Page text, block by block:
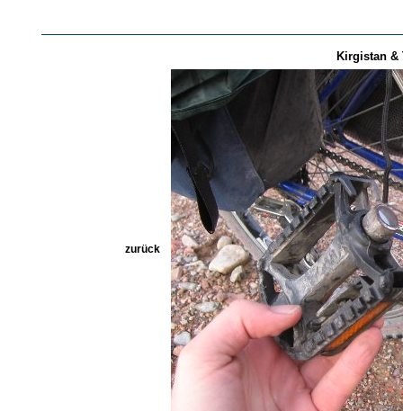
Kirgistan &
zurück